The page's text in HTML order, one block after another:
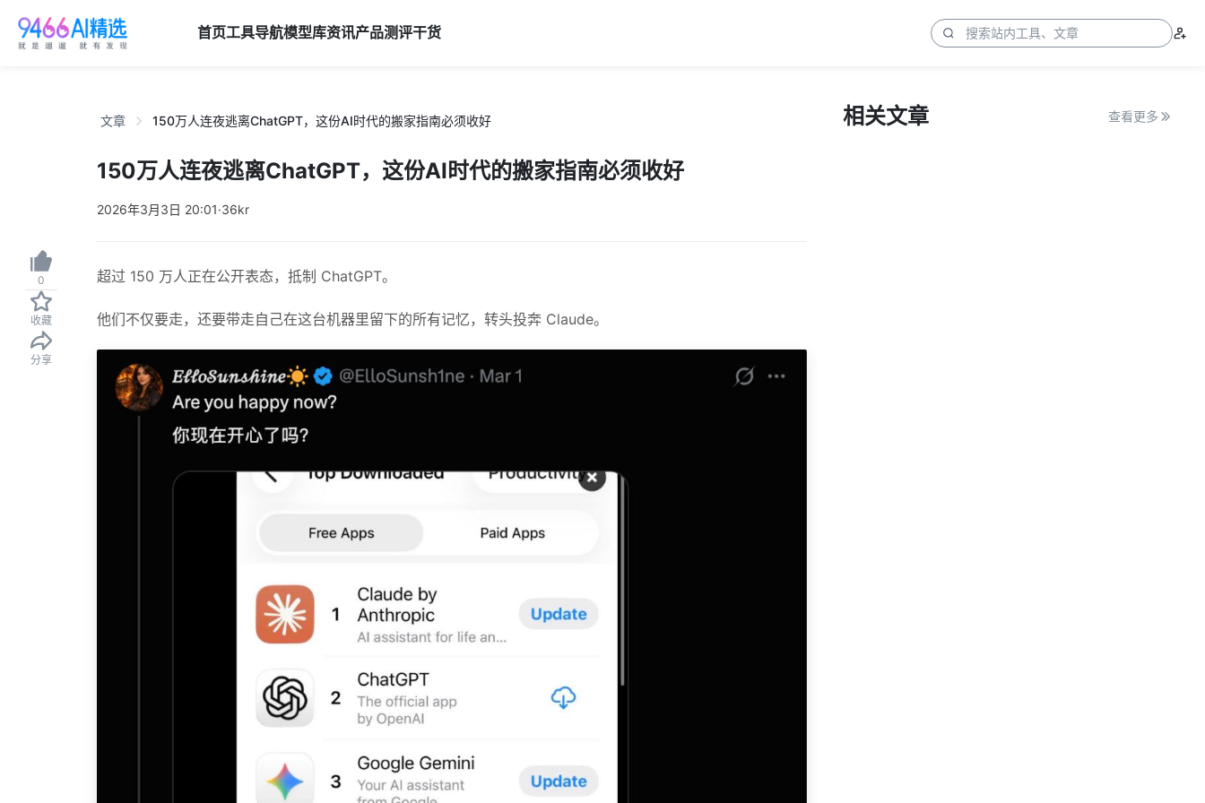
首页工具导航模型库资讯产品测评干货
0
收藏
分享
文章 150万人连夜逃离ChatGPT，这份AI时代的搬家指南必须收好
150万人连夜逃离ChatGPT，这份AI时代的搬家指南必须收好
2026年3月3日 20:01·36kr
超过 150 万人正在公开表态，抵制 ChatGPT。
他们不仅要走，还要带走自己在这台机器里留下的所有记忆，转头投奔 Claude。
相关文章 查看更多